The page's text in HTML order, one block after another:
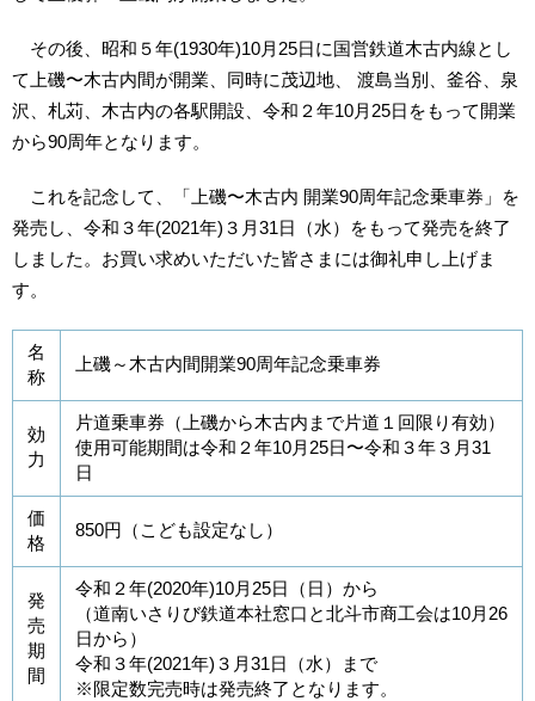
その後、昭和５年(1930年)10月25日に国営鉄道木古内線とし
て上磯〜木古内間が開業、同時に茂辺地、 渡島当別、釜谷、泉
沢、札苅、木古内の各駅開設、令和２年10月25日をもって開業
から90周年となります。
これを記念して、「上磯〜木古内 開業90周年記念乗車券」を
発売し、令和３年(2021年)３月31日（水）をもって発売を終了
しました。お買い求めいただいた皆さまには御礼申し上げま
す。
名
称
上磯～木古内間開業90周年記念乗車券
効
力
片道乗車券（上磯から木古内まで片道１回限り有効）
使用可能期間は令和２年10月25日〜令和３年３月31
日
価
格
850円（こども設定なし）
発
売
期
間
令和２年(2020年)10月25日（日）から
（道南いさりび鉄道本社窓口と北斗市商工会は10月26
日から）
令和３年(2021年)３月31日（水）まで
※限定数完売時は発売終了となります。